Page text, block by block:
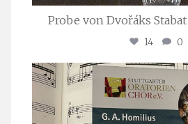
Probe von Dvořáks
14 0
Nov. 29